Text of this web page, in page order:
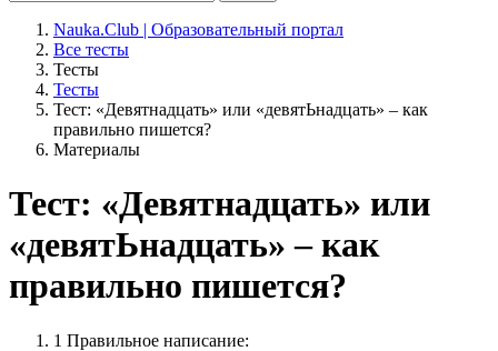
Nauka.Club | Образовательный портал
Все тесты
Тесты
Тесты
Тест: «Девятнадцать» или «девятЬнадцать» – как
правильно пишется?
Материалы
Тест: «Девятнадцать» или
«девятЬнадцать» – как
правильно пишется?
1 Правильное написание: